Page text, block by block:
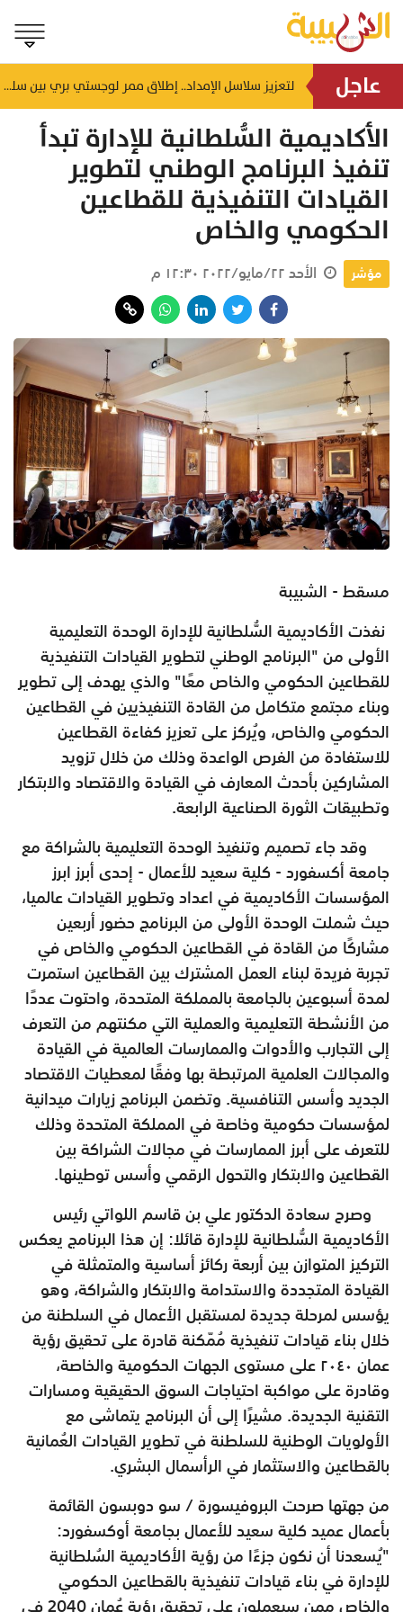
عاجل منذ ساعتين لتعزيز سلاسل الإمداد.. إطلاق ممر لوجستي بري بين سلطنة عُمان والمملكة العربية السعودية
الأكاديمية السُّلطانية للإدارة تبدأ
تنفيذ البرنامج الوطني لتطوير
القيادات التنفيذية للقطاعين
الحكومي والخاص
مؤشر الأحد ٢٢/مايو/٢٠٢٢ ١٢:٣٠ م
مسقط - الشبيبة
نفذت الأكاديمية السُّلطانية للإدارة الوحدة التعليمية
الأولى من "البرنامج الوطني لتطوير القيادات التنفيذية
للقطاعين الحكومي والخاص معًا" والذي يهدف إلى تطوير
وبناء مجتمع متكامل من القادة التنفيذيين في القطاعين
الحكومي والخاص، ويُركز على تعزيز كفاءة القطاعين
للاستفادة من الفرص الواعدة وذلك من خلال تزويد
المشاركين بأحدث المعارف في القيادة والاقتصاد والابتكار
وتطبيقات الثورة الصناعية الرابعة.
وقد جاء تصميم وتنفيذ الوحدة التعليمية بالشراكة مع
جامعة أكسفورد - كلية سعيد للأعمال - إحدى أبرز ابرز
المؤسسات الأكاديمية في اعداد وتطوير القيادات عالميا،
حيث شملت الوحدة الأولى من البرنامج حضور أربعين
مشاركًا من القادة في القطاعين الحكومي والخاص في
تجربة فريدة لبناء العمل المشترك بين القطاعين استمرت
لمدة أسبوعين بالجامعة بالمملكة المتحدة، واحتوت عددًا
من الأنشطة التعليمية والعملية التي مكنتهم من التعرف
إلى التجارب والأدوات والممارسات العالمية في القيادة
والمجالات العلمية المرتبطة بها وفقًا لمعطيات الاقتصاد
الجديد وأسس التنافسية. وتضمن البرنامج زيارات ميدانية
لمؤسسات حكومية وخاصة في المملكة المتحدة وذلك
للتعرف على أبرز الممارسات في مجالات الشراكة بين
القطاعين والابتكار والتحول الرقمي وأسس توطينها.
وصرح سعادة الدكتور علي بن قاسم اللواتي رئيس
الأكاديمية السُّلطانية للإدارة قائلا: إن هذا البرنامج يعكس
التركيز المتوازن بين أربعة ركائز أساسية والمتمثلة في
القيادة المتجددة والاستدامة والابتكار والشراكة، وهو
يؤسس لمرحلة جديدة لمستقبل الأعمال في السلطنة من
خلال بناء قيادات تنفيذية مُمّكنة قادرة على تحقيق رؤية
عمان ٢٠٤٠ على مستوى الجهات الحكومية والخاصة،
وقادرة على مواكبة احتياجات السوق الحقيقية ومسارات
التقنية الجديدة. مشيرًا إلى أن البرنامج يتماشى مع
الأولويات الوطنية للسلطنة في تطوير القيادات العُمانية
بالقطاعين والاستثمار في الرأسمال البشري.
من جهتها صرحت البروفيسورة / سو دوبسون القائمة
بأعمال عميد كلية سعيد للأعمال بجامعة أوكسفورد:
"يُسعدنا أن نكون جزءًا من رؤية الأكاديمية السُلطانية
للإدارة في بناء قيادات تنفيذية بالقطاعين الحكومي
والخاص ممن سيعملون على تحقيق رؤية عُمان 2040 في